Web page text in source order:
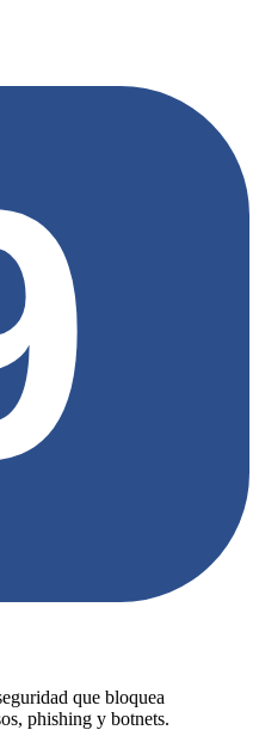
que bloquea
phishing y botnets.